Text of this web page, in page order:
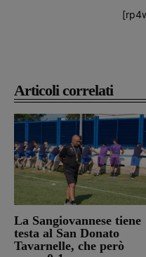
Articoli correlati
La Sangiovannese tiene
testa al San Donato
Tavarnelle, che però